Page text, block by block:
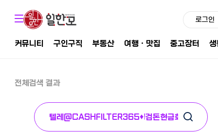
로그인
커뮤니티 구인구직 부동산 여행ㆍ맛집 중고장터
전체검색 결과